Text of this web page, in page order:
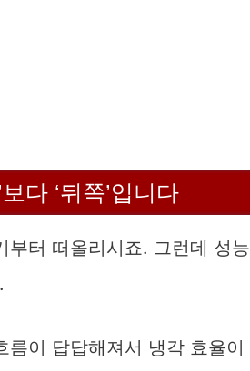
다 ‘뒤쪽’입니다
터 떠올리시죠. 그런데 성
이 답답해져서 냉각 효율이